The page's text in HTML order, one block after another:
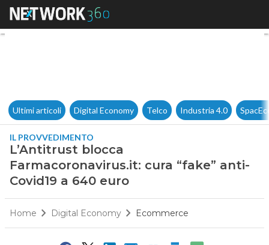
L’Antitrust blocca
Ultimi articoli Digital Economy Telco Industria 4.0
IL PROVVEDIMENTO
L’Antitrust blocca
Farmacoronavirus.it: cura “fake” anti-
Covid19 a 640 euro
Home Digital Economy Ecommerce